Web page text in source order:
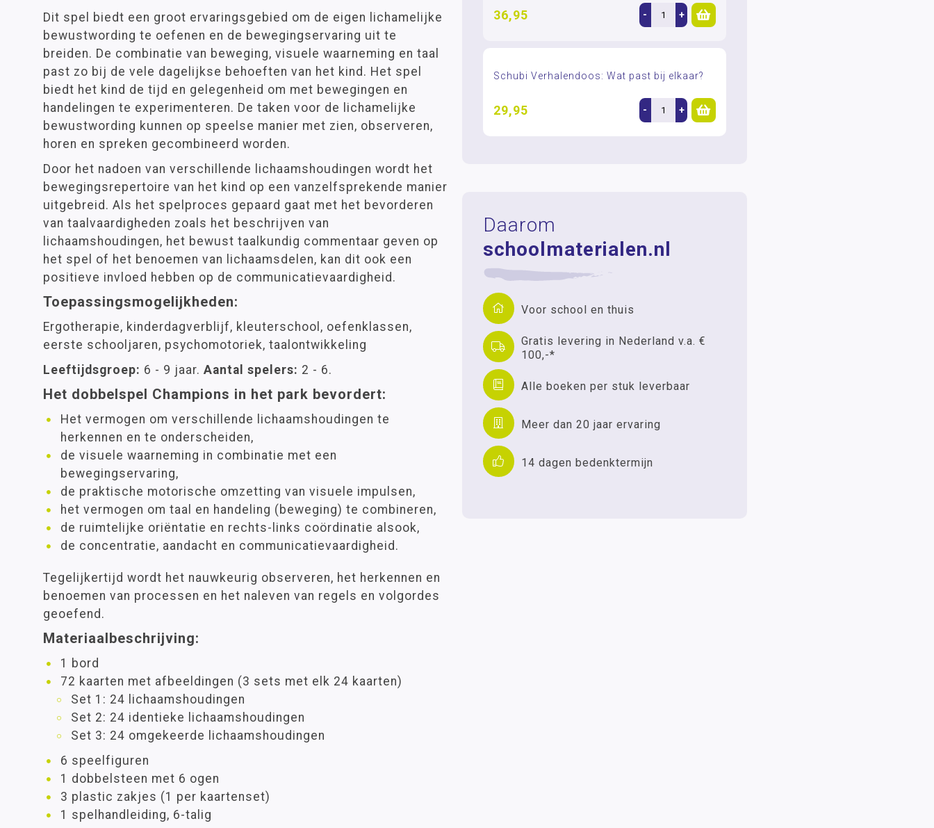
36,95 - +
Schubi Verhalendoos: Wat past bij elkaar?
29,95 - +
Daarom
schoolmaterialen.nl
Voor school en thuis
Gratis levering in Nederland v.a. €
100,-*
Alle boeken per stuk leverbaar
Meer dan 20 jaar ervaring
14 dagen bedenktermijn
Dit spel biedt een groot ervaringsgebied om de eigen lichamelijke
bewustwording te oefenen en de bewegingservaring uit te
breiden. De combinatie van beweging, visuele waarneming en taal
past zo bij de vele dagelijkse behoeften van het kind. Het spel
biedt het kind de tijd en gelegenheid om met bewegingen en
handelingen te experimenteren. De taken voor de lichamelijke
bewustwording kunnen op speelse manier met zien, observeren,
horen en spreken gecombineerd worden.
Door het nadoen van verschillende lichaamshoudingen wordt het
bewegingsrepertoire van het kind op een vanzelfsprekende manier
uitgebreid. Als het spelproces gepaard gaat met het bevorderen
van taalvaardigheden zoals het beschrijven van
lichaamshoudingen, het bewust taalkundig commentaar geven op
het spel of het benoemen van lichaamsdelen, kan dit ook een
positieve invloed hebben op de communicatievaardigheid.
Toepassingsmogelijkheden:
Ergotherapie, kinderdagverblijf, kleuterschool, oefenklassen,
eerste schooljaren, psychomotoriek, taalontwikkeling
Leeftijdsgroep: 6 - 9 jaar. Aantal spelers: 2 - 6.
Het dobbelspel Champions in het park bevordert:
Het vermogen om verschillende lichaamshoudingen te
herkennen en te onderscheiden,
de visuele waarneming in combinatie met een
bewegingservaring,
de praktische motorische omzetting van visuele impulsen,
het vermogen om taal en handeling (beweging) te combineren,
de ruimtelijke oriëntatie en rechts-links coördinatie alsook,
de concentratie, aandacht en communicatievaardigheid.
Tegelijkertijd wordt het nauwkeurig observeren, het herkennen en
benoemen van processen en het naleven van regels en volgordes
geoefend.
Materiaalbeschrijving:
1 bord
72 kaarten met afbeeldingen (3 sets met elk 24 kaarten)
Set 1: 24 lichaamshoudingen
Set 2: 24 identieke lichaamshoudingen
Set 3: 24 omgekeerde lichaamshoudingen
6 speelfiguren
1 dobbelsteen met 6 ogen
3 plastic zakjes (1 per kaartenset)
1 spelhandleiding, 6-talig